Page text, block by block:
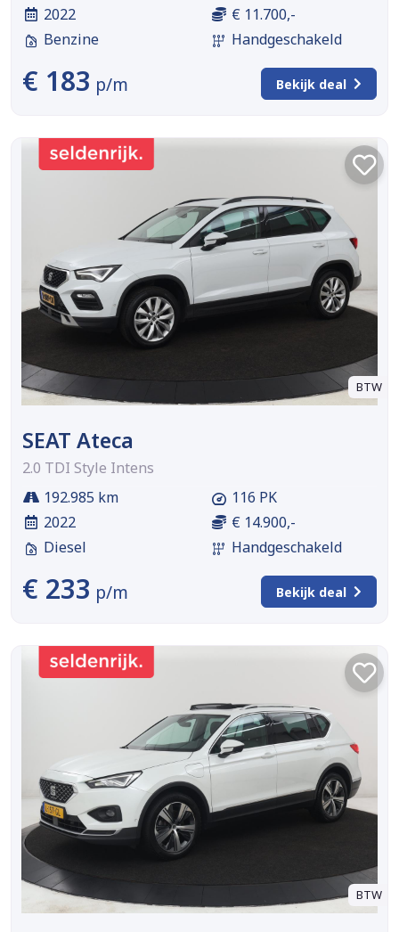
2022
Benzine
€ 11.700,-
Handgeschakeld
€ 183 p/m Bekijk deal
BTW
SEAT Ateca
2.0 TDI Style Intens
192.985 km
2022
Diesel
116 PK
€ 14.900,-
Handgeschakeld
€ 233 p/m Bekijk deal
BTW